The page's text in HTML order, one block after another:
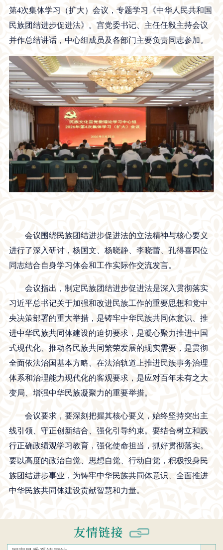
第4次集体学习（扩大）会议，专题学习《中华人民共和国
民族团结进步促进法》。宫党委书记、主任任毅主持会议
并作总结讲话，中心组成员及各部门主要负责同志参加。
会议围绕民族团结进步促进法的立法精神与核心要义
进行了深入研讨，杨国文、杨晓静、李晓蕾、孔得喜四位
同志结合自身学习体会和工作实际作交流发言。
会议指出，制定民族团结进步促进法是深入贯彻落实
习近平总书记关于加强和改进民族工作的重要思想和党中
央决策部署的重大举措，是铸牢中华民族共同体意识、推
进中华民族共同体建设的迫切要求，是凝心聚力推进中国
式现代化、推动各民族共同繁荣发展的现实需要，是贯彻
全面依法治国基本方略、在法治轨道上推进民族事务治理
体系和治理能力现代化的客观要求，是应对百年未有之大
变局、增强中华民族凝聚力的重要举措。
会议要求，要深刻把握其核心要义，始终坚持突出主
线引领、守正创新结合、强化引导约束。要结合树立和践
行正确政绩观学习教育，强化使命担当，抓好贯彻落实。
要以高度的政治自觉、思想自觉、行动自觉，积极投身民
族团结进步事业，为铸牢中华民族共同体意识、全面推进
中华民族共同体建设贡献智慧和力量。